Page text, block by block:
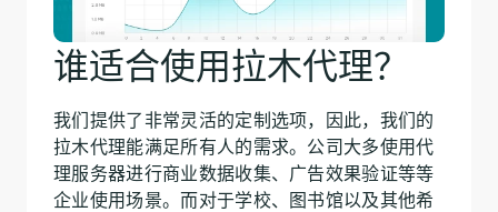
谁适合使用拉木代理？
我们提供了非常灵活的定制选项，因此，我们的
拉木代理能满足所有人的需求。公司大多使用代
理服务器进行商业数据收集、广告效果验证等等
企业使用场景。而对于学校、图书馆以及其他希